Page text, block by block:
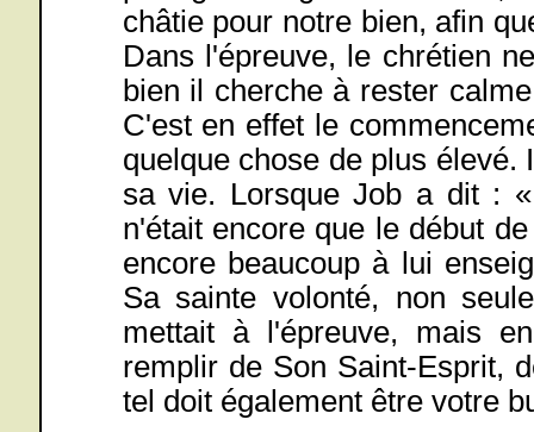
châtie pour notre bien, afin
Dans l'épreuve, le chrétien
bien il cherche à rester
C'est en effet le
quelque chose de plus
sa vie. Lorsque Job a dit :
n'était encore que le début
encore beaucoup à lui
Sa sainte volonté, non
mettait à l'épreuve, mais
remplir de Son Saint-Esprit,
tel doit également être votre